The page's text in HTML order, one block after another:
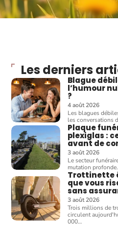
Les derniers
Blague
l’humour
?
4 août 2026
Les blagues
les conversations
Plaque
plexiglas :
avant de
3 août 2026
Le secteur
mutation
Trottinette
que vous
sans
3 août 2026
Trois millions de
circulent
000…